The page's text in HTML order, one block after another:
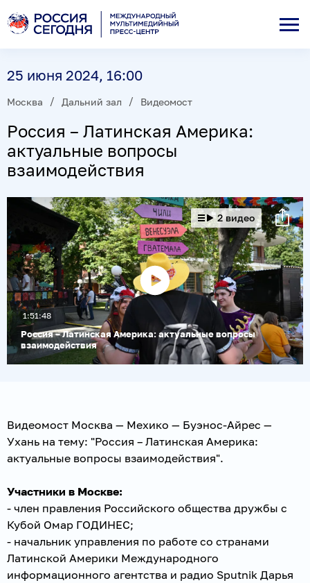
25 июня 2024, 16:00
Москва Дальний зал Видеомост
Россия – Латинская Америка:
актуальные вопросы
взаимодействия
Воспроизвести
видео
Россия – Латинская Америка: актуальные вопросы
взаимодействия
1:51:48
2 видео
Видеомост Москва — Мехико — Буэнос-Айрес —
Ухань на тему: "Россия – Латинская Америка:
актуальные вопросы взаимодействия".
Участники в Москве:
- член правления Российского общества дружбы с
Кубой Омар ГОДИНЕС;
- начальник управления по работе со странами
Латинской Америки Международного
информационного агентства и радио Sputnik Дарья